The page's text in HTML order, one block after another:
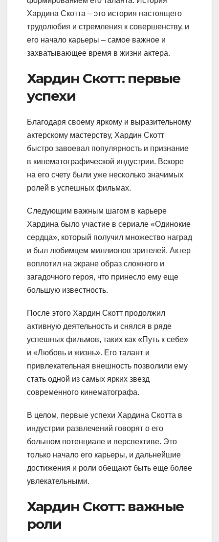
Хардина Скотта – это история настоящего
трудолюбия и стремления к совершенству, и
его начало карьеры – самое важное и
захватывающее время в жизни актера.
Хардин Скотт: первые
успехи
Благодаря своему яркому и выразительному
актерскому мастерству, Хардин Скотт
быстро завоевал популярность и признание
в кинематографической индустрии. Вскоре
на его счету были уже несколько значимых
ролей в успешных фильмах.
Следующим важным шагом в карьере
Хардина было участие в сериале «Одинокие
сердца», который получил множество наград
и был любимцем миллионов зрителей. Актер
воплотил на экране образ сложного и
загадочного героя, что принесло ему еще
большую известность.
После этого Хардин Скотт продолжил
активную деятельность и снялся в ряде
успешных фильмов, таких как «Путь к себе»
и «Любовь и жизнь». Его талант и
привлекательная внешность позволили ему
стать одной из самых ярких звезд
современного кинематографа.
В целом, первые успехи Хардина Скотта в
индустрии развлечений говорят о его
большом потенциале и перспективе. Это
только начало его карьеры, и дальнейшие
достижения и роли обещают быть еще более
увлекательными.
Хардин Скотт: важные
роли